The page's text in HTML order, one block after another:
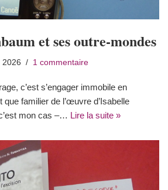
et ses outre-mondes
2026 1 commentaire
c’est s’engager immobile en
que familier de l’œuvre d’Isabelle
mon cas –… Lire la suite »